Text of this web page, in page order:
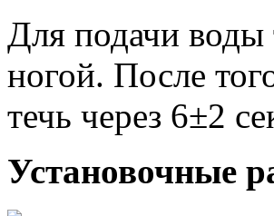
Для подачи воды
ногой. После
течь через 6±2
Установочные